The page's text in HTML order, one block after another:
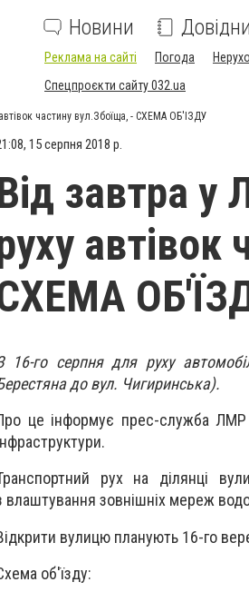
Новини
Реклама на сайті Погода
Спецпроєкти сайту 032.ua
частину вул.Збоїща, - СХЕМА ОБ'ЇЗДУ
15 серпня 2018 р.
завтра у
автівок
16-го серпня для руху
до вул. Чигиринська).
це інформує прес-служба ЛМР
рух на ділянці
влаштування зовнішніх мереж
вулицю планують 16-го
об'їзду: